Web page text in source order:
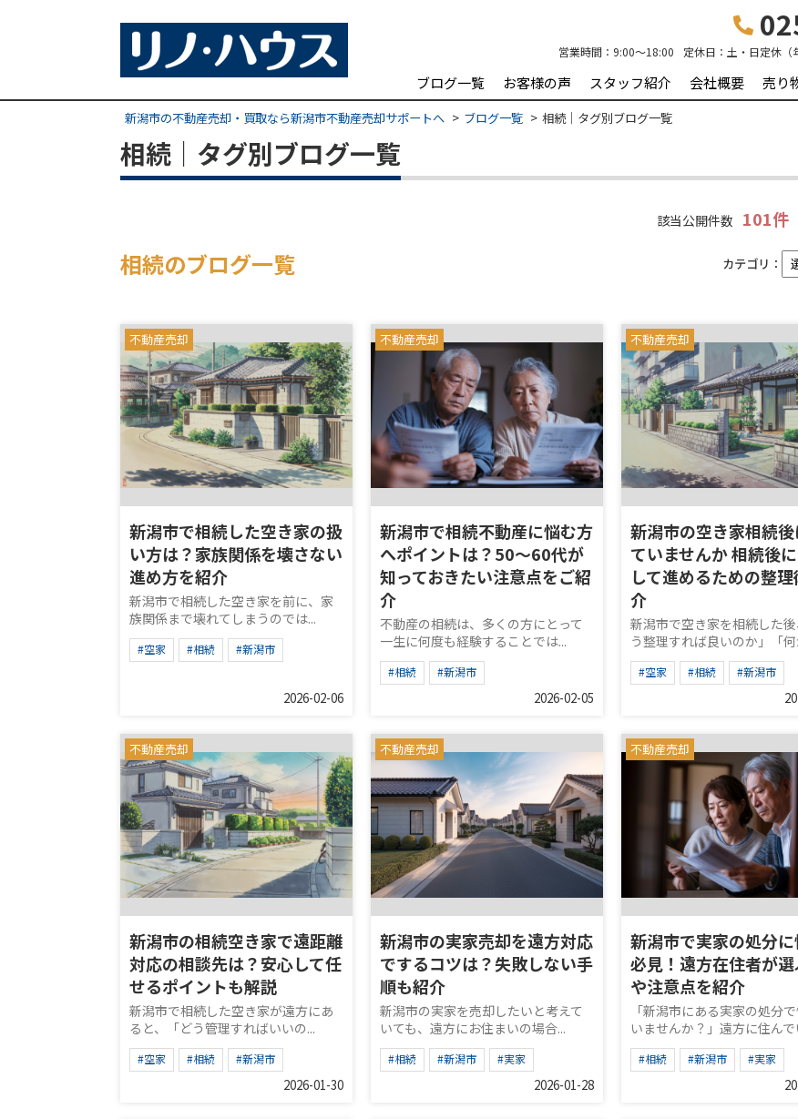
営業時間： 9:00～18:00 定休日： 土・日定休（
ブログ一覧 お客様の声 スタッフ紹介 会社概要 売り
新潟市の不動産売却・買取なら新潟市不動産売却サポートへ ブログ一覧 相続｜タグ別ブログ一覧
相続｜タグ別ブログ一覧
該当公開件数 101件
相続のブログ一覧 カテゴリ：
不動産売却
新潟市で相続した空き家の扱
い方は？家族関係を壊さない
進め方を紹介
新潟市で相続した空き家を前に、家
族関係まで壊れてしまうのでは...
#空家 #相続 #新潟市
2026-02-06
不動産売却
新潟市で相続不動産に悩む方
へポイントは？50〜60代が
知っておきたい注意点をご紹
介
不動産の相続は、多くの方にとって
一生に何度も経験することでは...
#相続 #新潟市
2026-02-05
不動産売却
新潟市の空き家相続後
ていませんか 相続後
して進めるための整
介
新潟市で空き家を相続した
う整理すれば良いのか」「何
#空家 #相続 #新潟市
不動産売却
新潟市の相続空き家で遠距離
対応の相談先は？安心して任
せるポイントも解説
新潟市で相続した空き家が遠方にあ
ると、「どう管理すればいいの...
#空家 #相続 #新潟市
2026-01-30
不動産売却
新潟市の実家売却を遠方対応
でするコツは？失敗しない手
順も紹介
新潟市の実家を売却したいと考えて
いても、遠方にお住まいの場合...
#相続 #新潟市 #実家
2026-01-28
不動産売却
新潟市で実家の処分
必見！遠方在住者が
や注意点を紹介
「新潟市にある実家の処分
いませんか？」遠方に住んで
#相続 #新潟市 #実家